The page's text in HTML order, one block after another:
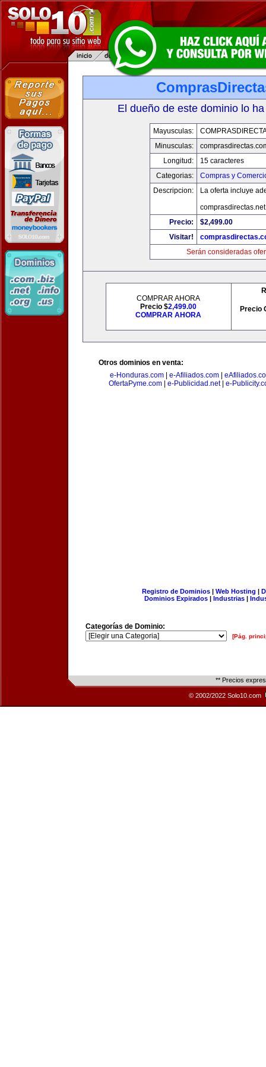
El dueño de este dominio lo
Mayusculas:
Minusculas:
Longitud:
15 caracteres
Categorias:
Compras y
Descripcion:
La oferta incluye
Precio:
$2,499.00
Visitar!
Serán consideradas
COMPRAR AHORA
Precio $2,499.00
COMPRAR AHORA
Precio
Otros dominios en venta:
e-Honduras.com| e-Afiliados.com|
OfertaPyme.com| e-Publicidad.net| e-
Registro de Dominios| Web Hosting |
Dominios Expirados | Industrias |
Categorías de Dominio:
[Pág.
** Precios
© 2002/2022 Solo10.com